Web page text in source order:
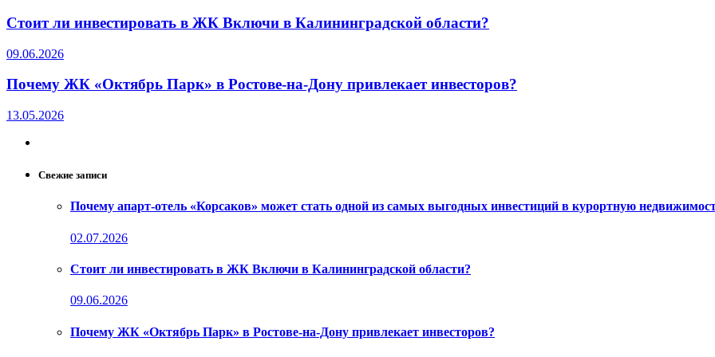
Стоит ли инвестировать в ЖК Включи в Калининградской области?
09.06.2026
Почему ЖК «Октябрь Парк» в Ростове-на-Дону привлекает инвесторов?
13.05.2026
Свежие записи
Почему апарт-отель «Корсаков» может стать одной из самых выгодных инвестиций в курортную
02.07.2026
Стоит ли инвестировать в ЖК Включи в Калининградской области?
09.06.2026
Почему ЖК «Октябрь Парк» в Ростове-на-Дону привлекает инвесторов?